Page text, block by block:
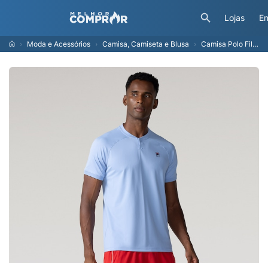
Lojas
Moda e Acessórios Camisa, Camiseta e Blusa Camisa Polo Fila Raglan Court Ease - Masculina